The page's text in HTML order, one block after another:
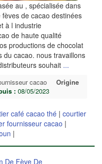
au , spécialisée dans
de cacao destinées
à l industrie
de haute qualité
productions de chocolat
du cacao. nous travaillons
souhait ...
cacao
Origine
: 08/05/2023
café cacao thé | courtier
fournisseur cacao |
|
De Fève De